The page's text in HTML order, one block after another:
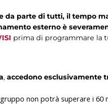
da parte di tutti, il tempo
esterno è
prima di programmare la
, accedono esclusivamente
non potrà superare i 60